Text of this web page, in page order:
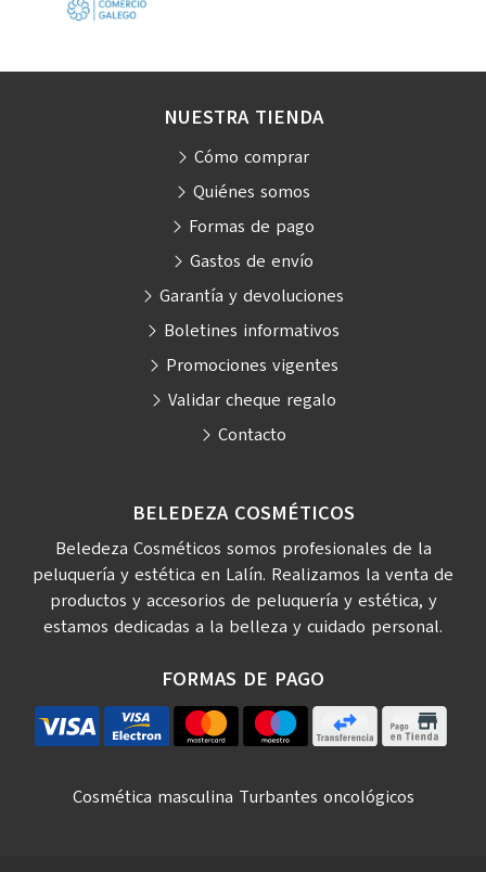
BELEDEZA COSMÉTICOS
Beledeza Cosméticos somos profesionales de la
peluquería y estética en Lalín. Realizamos la venta de
productos y accesorios de peluquería y estética, y
estamos dedicadas a la belleza y cuidado personal.
FORMAS DE PAGO
NUESTRA TIENDA
Cómo comprar
Quiénes somos
Formas de pago
Gastos de envío
Garantía y devoluciones
Boletines informativos
Promociones vigentes
Validar cheque regalo
Contacto
Cosmética masculina Turbantes oncológicos